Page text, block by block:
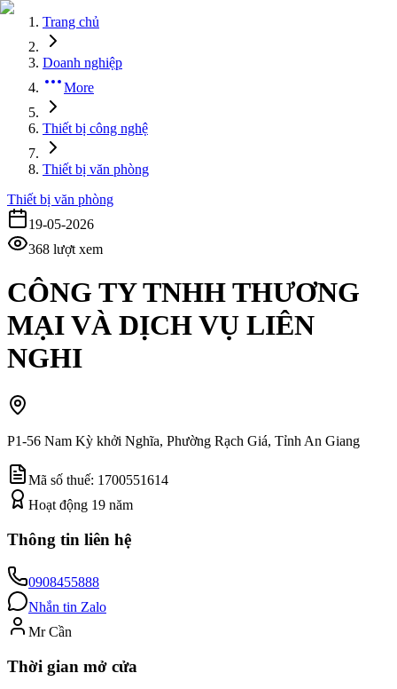
Trang chủ
Doanh nghiệp
More
Thiết bị công nghệ
Thiết bị văn phòng
Thiết bị văn phòng
19-05-2026
368 lượt xem
CÔNG TY TNHH THƯƠNG
MẠI VÀ DỊCH VỤ LIÊN
NGHI
P1-56 Nam Kỳ khởi Nghĩa, Phường Rạch Giá, Tỉnh An Giang
Mã số thuế: 1700551614
Hoạt động 19 năm
Thông tin liên hệ
0908455888
Nhắn tin Zalo
Mr Cần
Thời gian mở cửa